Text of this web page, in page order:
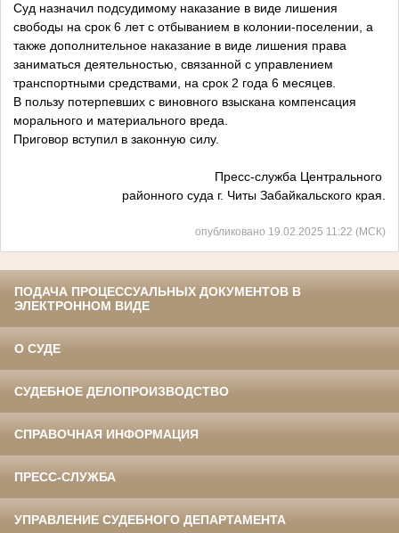
Суд назначил подсудимому наказание в виде лишения
свободы на срок 6 лет с отбыванием в колонии-поселении, а
также дополнительное наказание в виде лишения права
заниматься деятельностью, связанной с управлением
транспортными средствами, на срок 2 года 6 месяцев.
В пользу потерпевших с виновного взыскана компенсация
морального и материального вреда.
Приговор вступил в законную силу.
Пресс-служба Центрального
районного суда г. Читы Забайкальского края.
опубликовано 19.02.2025 11:22 (МСК)
ПОДАЧА ПРОЦЕССУАЛЬНЫХ ДОКУМЕНТОВ В
ЭЛЕКТРОННОМ ВИДЕ
О СУДЕ
СУДЕБНОЕ ДЕЛОПРОИЗВОДСТВО
СПРАВОЧНАЯ ИНФОРМАЦИЯ
ПРЕСС-СЛУЖБА
УПРАВЛЕНИЕ СУДЕБНОГО ДЕПАРТАМЕНТА